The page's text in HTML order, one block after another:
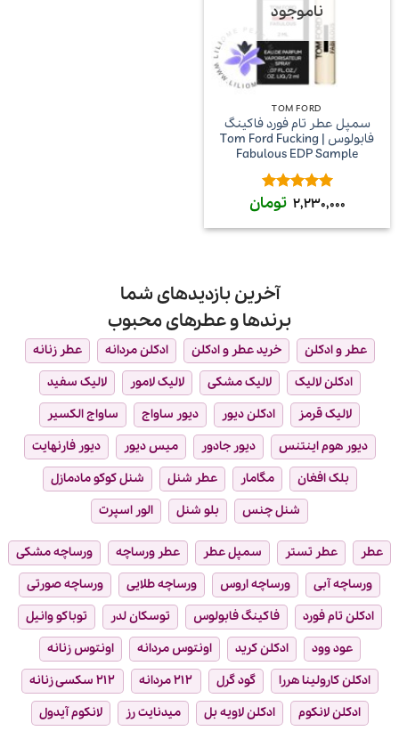
ناموجود
TOM FORD
سمپل عطر تام فورد فاکینگ
فابولوس | Tom Ford Fucking
Fabulous EDP Sample
امتیاز5از 2,230,000 تومان
آخرین بازدیدهای شما
برندها و عطرهای محبوب
عطر و ادکلن خرید عطر و ادکلن ادکلن مردانه
عطر زنانه
ادکلن لالیک
لالیک مشکی لالیک لامور
لالیک سفید
لالیک قرمز
ادکلن دیور دیور ساواج
ساواج الکسیر
دیور هوم اینتنس
دیور جادور میس دیور
دیور فارنهایت
بلک افغان
مگامار عطر شنل
شنل کوکو مادمازل
شنل چنس
بلو شنل الور اسپرت
عطر عطر تستر سمپل عطر عطر ورساچه
ورساچه مشکی
ورساچه آبی
ورساچه اروس ورساچه طلایی
ورساچه صورتی
ادکلن تام فورد
فاکینگ فابولوس توسکان لدر
توباکو وانیل
عود وود
ادکلن کرید اونتوس مردانه
اونتوس زنانه
ادکلن کارولینا هررا
گود گرل ۲۱۲ مردانه
۲۱۲ سکسی زنانه
ادکلن لانکوم
ادکلن لاویه بل میدنایت رز
لانکوم آیدول